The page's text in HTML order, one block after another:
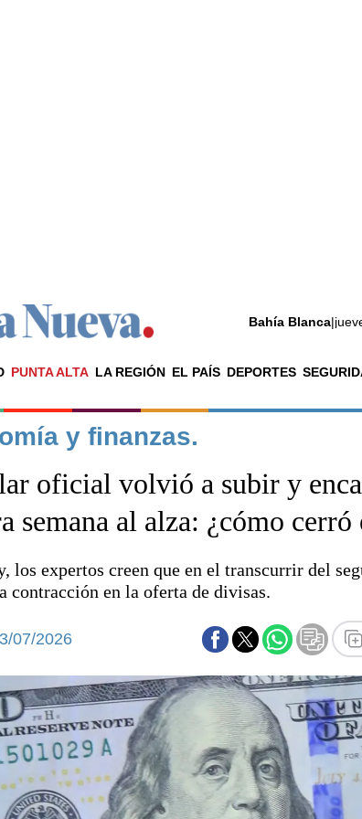
Bahía Blanca|
PUNTA ALTA LA REGIÓN EL PAÍS DEPORTES
La ciudad
Punta Alta
El país
Seguridad
Escenario Olímpico
Básquetbol
Fútbol
Federal A
Aplausos
Cines
y campo
Economía y finanzas
Con el campo
Espacio empresas
y finanzas.
oficial volvió a subir y
semana al alza: ¿cómo cerró
los expertos creen que en el transcurrir del
contracción en la oferta de divisas.
07/2026